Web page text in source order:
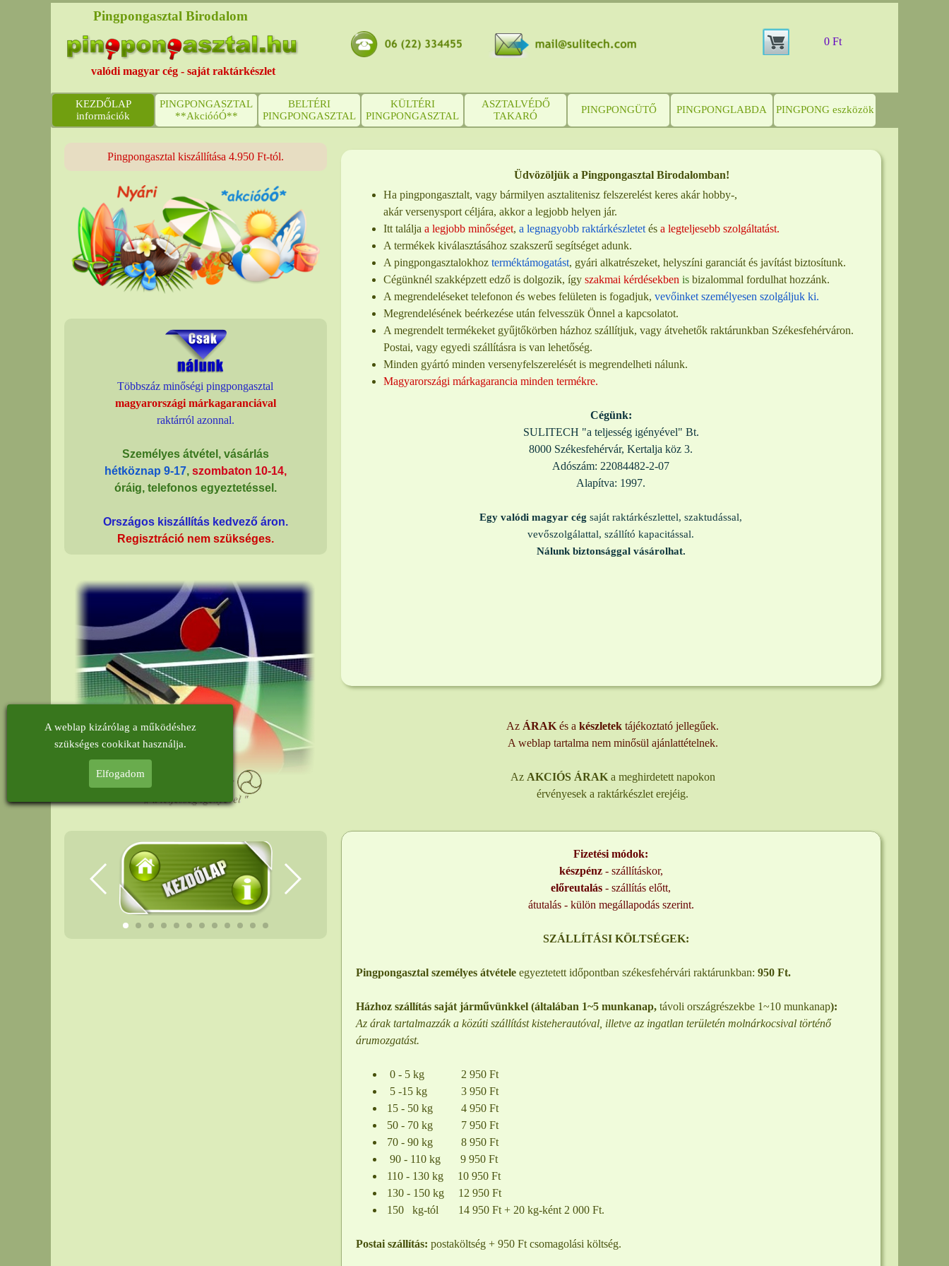
0 Ft
KEZDŐLAP
információk
PINGPONGASZTAL
**AkcióóÓ**
BELTÉRI
PINGPONGASZTAL
KÜLTÉRI
PINGPONGASZTAL
ASZTALVÉDŐ
TAKARÓ
PINGPONGÜTŐ PINGPONGLABDA PINGPONG eszközök
Pingpongasztal Birodalom
valódi magyar cég - saját raktárkészlet
Pingpongasztal kiszállítása 4.950 Ft-tól.
Többszáz minőségi pingpongasztal
magyarországi márkagaranciával
raktárról azonnal.
Személyes átvétel, vásárlás
hétköznap 9-17,szombaton 10-14,
óráig, telefonos egyeztetéssel .
Országos kiszállítás kedvező áron.
Regisztráció nem szükséges.
Üdvözöljük a Pingpongasztal Birodalomban!
Ha pingpongasztalt, vagy bármilyen asztalitenisz felszerelést keres akár hobby-,
akár versenysport céljára, akkor a legjobb helyen jár.
Itt találja a legjobb minőséget, a legnagyobb raktárkészletet ésa legteljesebb szolgáltatást.
A termékek kiválasztásához szakszerű segítséget adunk.
A pingpongasztalokhoz terméktámogatást, gyári alkatrészeket, helyszíni garanciát és javítást biztosítunk.
Cégünknél szakképzett edző is dolgozik, így szakmai kérdésekben isbizalommal fordulhat hozzánk.
A megrendeléseket telefonon és webes felületen is fogadjuk, vevőinket személyesen szolgáljuk ki.
Megrendelésének beérkezése után felvesszük Önnel a kapcsolatot.
A megrendelt termékeket gyűjtőkörben házhoz szállítjuk, vagy átvehetők raktárunkban Székesfehérváron.
Postai, vagy egyedi szállításra is van lehetőség.
Minden gyártó minden versenyfelszerelését is megrendelheti nálunk.
Magyarországi márkagarancia minden termékre.
Cégünk:
SULITECH "a teljesség igényével" Bt.
8000 Székesfehérvár, Kertalja köz 3.
Adószám: 22084482-2-07
Alapítva: 1997.
Egy valódi magyar cég saját raktárkészlettel, szaktudással,
vevőszolgálattal, szállító kapacitással.
Nálunk biztonsággal vásárolhat.
Az ÁRAKés a készletektájékoztató jellegűek.
A weblap tartalma nem minősül ajánlattételnek.
Az AKCIÓS ÁRAK a meghirdetett napokon
érvényesek a raktárkészlet erejéig.
Fizetési módok:
készpénz- szállításkor,
előreutalás -szállítás előtt,
átutalás - külön megállapodás szerint.
SZÁLLÍTÁSI KÖLTSÉGEK:
Pingpongasztal személyes átvétele egyeztetett időpontban székesfehérvári raktárunkban: 950 Ft.
Házhoz szállítás saját járművünkkel (általában 1~5 munkanap,távoli országrészekbe 1~10 munkanap):
Az árak tartalmazzák a közúti szállítást kisteherautóval, illetve az ingatlan területén molnárkocsival történő
árumozgatást.
0 - 5 kg 2 950 Ft
5 -15 kg 3 950 Ft
15 - 50 kg 4 950 Ft
50 - 70 kg 7 950 Ft
70 - 90 kg 8 950 Ft
90 - 110 kg 9 950 Ft
110 - 130 kg 10 950 Ft
130 - 150 kg 12 950 Ft
150 kg-tól 14 950 Ft + 20 kg-ként 2 000 Ft.
Postai szállítás: postaköltség + 950 Ft csomagolási költség.
A weblap kizárólag a működéshez
szükséges cookikat használja.
Elfogadom